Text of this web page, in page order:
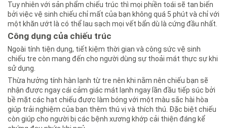
Tuy nhiên với sản phẩm chiếu trúc thì mọi phiền toái sẽ tan biến
bởi việc vệ sinh chiếu chỉ mất của bạn không quá 5 phút và chỉ với
một khăn ướt là có thể lau sạch mọi vết bẩn dù là cứng đầu nhất.
Công dụng của chiếu trúc
Ngoài tính tiện dụng, tiết kiệm thời gian và công sức vệ sinh
chiếu tre còn mang đến cho người dùng sự thoải mát thực sự khi
sử dụng.
Thừa hưởng tính hàn lạnh từ tre nên khi nằm nên chiếu bạn sẽ
nhận được ngay cái cảm giác mát lạnh ngay lần đầu tiếp súc bởi
bề mặt các hạt chiếu được làm bóng với một màu sắc hài hòa
giúp trải nghiệm của bạn thêm thú vị và thích thú. Đặc biệt chiếu
còn giúp cho người bị các bệnh xương khớp cải thiện đáng kể